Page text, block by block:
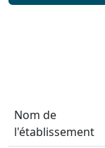
Nom de
l'établissement